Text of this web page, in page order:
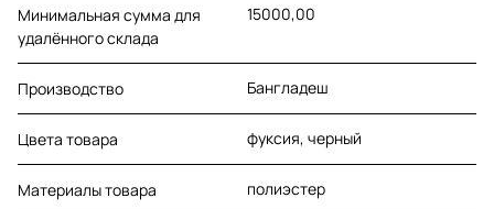
Минимальная сумма для
удалённого склада
15000,00
Производство Бангладеш
Цвета товара фуксия, черный
Материалы товара полиэстер